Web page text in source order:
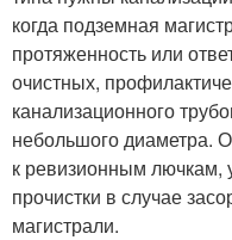
когда подземная
протяженность или
очистных,
канализационного
небольшого диаметра.
к ревизионным лючкам,
прочистки в случае
магистрали.